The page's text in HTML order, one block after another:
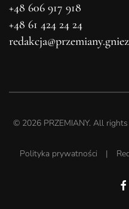
+48 606 917 918
+48 61 424 24 24
© 2026PRZEMIANY. All
Polityka prywatności |